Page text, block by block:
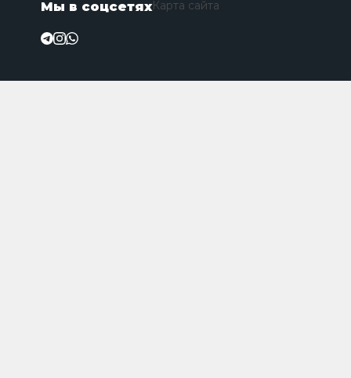
Мы в соцсетяхКарта сайта